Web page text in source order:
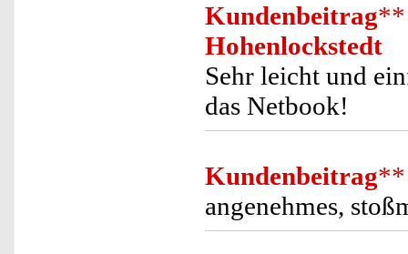
Kundenbeitrag**
Hohenlockstedt
Sehr leicht und
das Netbook!
Kundenbeitrag**
angenehmes,